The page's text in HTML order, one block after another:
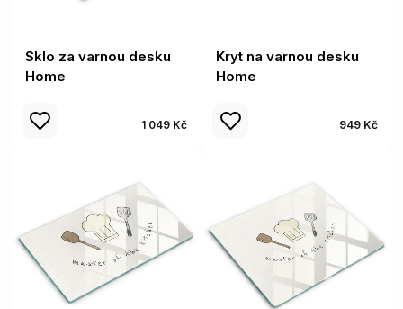
Sklo za varnou desku
Home
1 049 Kč
Kryt na varnou desku
Home
949 Kč